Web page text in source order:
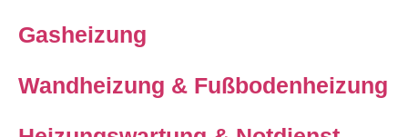
Gasheizung
Wandheizung & Fußbodenheizung